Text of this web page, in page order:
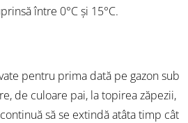
între 0°C și 15°C.
pentru prima dată pe gazon sub
de culoare pai, la topirea zăpezii,
să se extindă atâta timp cât